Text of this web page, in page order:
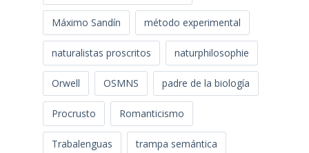
Máximo Sandín método experimental
naturalistas proscritos naturphilosophie
Orwell OSMNS padre de la biología
Procrusto Romanticismo
Trabalenguas trampa semántica